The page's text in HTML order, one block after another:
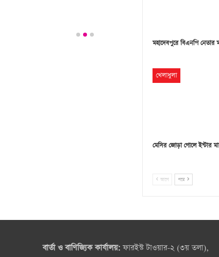
মহাদেবপুরে বিএনপি
খেলাধুলা
মেসির জোড়া গোলে ইন্টার
আগে পরে
বার্তা ও বাণিজ্যিক কার্যালয়:ফারইস্ট টাওয়ার-২ (৩য় তলা),